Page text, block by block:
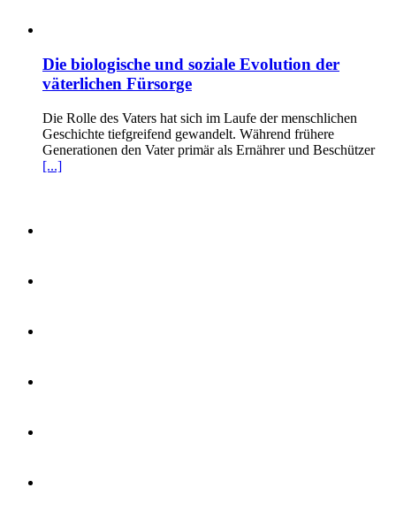
Die biologische und soziale Evolution der
väterlichen Fürsorge
Die Rolle des Vaters hat sich im Laufe der menschlichen
Geschichte tiefgreifend gewandelt. Während frühere
Generationen den Vater primär als Ernährer und Beschützer
[...]